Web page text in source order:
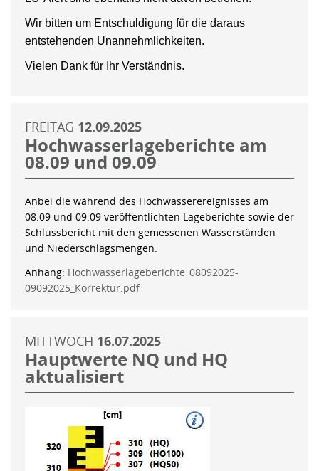
Wir bitten um Entschuldigung für die daraus
entstehenden Unannehmlichkeiten.
Vielen Dank für Ihr Verständnis.
FREITAG 12.09.2025
Hochwasserlageberichte am
08.09 und 09.09
Anbei die während des Hochwasserereignisses am
08.09 und 09.09 veröffentlichten Lageberichte sowie der
Schlussbericht mit den gemessenen Wasserständen
und Niederschlagsmengen.
Anhang: Hochwasserlageberichte_08092025-
09092025_Korrektur.pdf
MITTWOCH 16.07.2025
Hauptwerte NQ und HQ
aktualisiert